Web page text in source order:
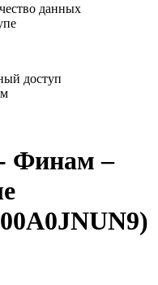
данных
доступ
Финам –